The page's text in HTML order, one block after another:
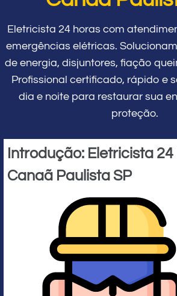
Eletricista 24 horas com
emergências elétricas.
de energia, disjuntores, fiação
Profissional certificado, rápido e
dia e noite para restaurar sua
proteção.
Introdução: Eletricista
Canaã Paulista SP